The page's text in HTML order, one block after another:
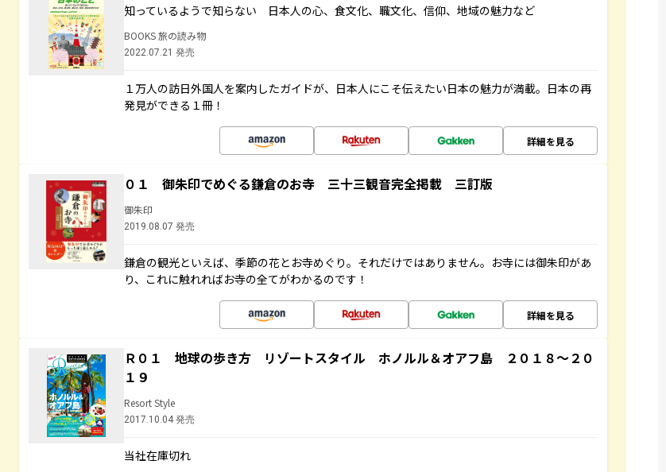
知っているようで知らない 日本人の心、食文化、職文化、信仰、地域の魅力など
BOOKS 旅の読み物
2022.07.21 発売
１万人の訪日外国人を案内したガイドが、日本人にこそ伝えたい日本の魅力が満載。日本の再
発見ができる１冊！
詳細を見る
０１ 御朱印でめぐる鎌倉のお寺 三十三観音完全掲載 三訂版
御朱印
2019.08.07 発売
鎌倉の観光といえば、季節の花とお寺めぐり。それだけではありません。お寺には御朱印があ
り、これに触れればお寺の全てがわかるのです！
詳細を見る
Ｒ０１ 地球の歩き方 リゾートスタイル ホノルル＆オアフ島 ２０１８～２０
１９
Resort Style
2017.10.04 発売
当社在庫切れ